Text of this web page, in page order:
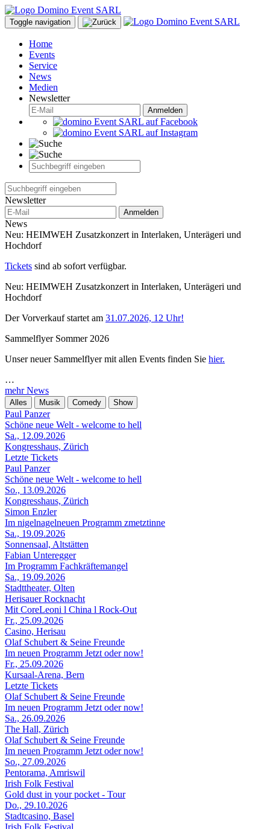
Toggle navigation
Home
Events
Service
News
Medien
Newsletter
Anmelden
Newsletter
Anmelden
News
Neu: HEIMWEH Zusatzkonzert in Interlaken, Unterägeri und
Hochdorf
Tickets sind ab sofort verfügbar.
Neu: HEIMWEH Zusatzkonzert in Interlaken, Unterägeri und
Hochdorf
Der Vorverkauf startet am 31.07.2026, 12 Uhr!
Sammelflyer Sommer 2026
Unser neuer Sammelflyer mit allen Events finden Sie hier.
…
mehr News
Alles Musik Comedy Show
Paul Panzer
Schöne neue Welt - welcome to hell
Sa., 12.09.2026
Kongresshaus, Zürich
Letzte Tickets
Paul Panzer
Schöne neue Welt - welcome to hell
So., 13.09.2026
Kongresshaus, Zürich
Simon Enzler
Im nigelnagelneuen Programm zmetztinne
Sa., 19.09.2026
Sonnensaal, Altstätten
Fabian Unteregger
Im Programm Fachkräftemangel
Sa., 19.09.2026
Stadttheater, Olten
Herisauer Rocknacht
Mit CoreLeoni l China l Rock-Out
Fr., 25.09.2026
Casino, Herisau
Olaf Schubert & Seine Freunde
Im neuen Programm Jetzt oder now!
Fr., 25.09.2026
Kursaal-Arena, Bern
Letzte Tickets
Olaf Schubert & Seine Freunde
Im neuen Programm Jetzt oder now!
Sa., 26.09.2026
The Hall, Zürich
Olaf Schubert & Seine Freunde
Im neuen Programm Jetzt oder now!
So., 27.09.2026
Pentorama, Amriswil
Irish Folk Festival
Gold dust in your pocket - Tour
Do., 29.10.2026
Stadtcasino, Basel
Irish Folk Festival